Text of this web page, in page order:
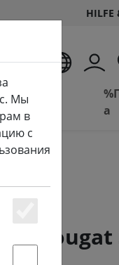
HILFE
RU
а
nougat
Мы
в
с